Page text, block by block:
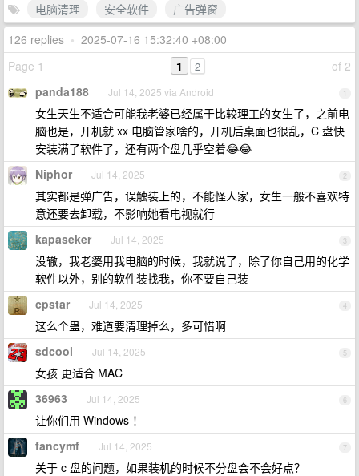
电脑清理
安全软件
广告弹窗
126 replies • 2025-07-16 15:32:40 +08:00
Page 1
of 2
1 2
1
panda188 Jul 14, 2025 via Android
女生天生不适合可能我老婆已经属于比较理工的女生了，之前电
脑也是，开机就 xx 电脑管家啥的，开机后桌面也很乱，C 盘快
安装满了软件了，还有两个盘几乎空着😂😂
2
Niphor Jul 14, 2025
其实都是弹广告，误触装上的，不能怪人家，女生一般不喜欢特
意还要去卸载，不影响她看电视就行
3
kapaseker Jul 14, 2025
没辙，我老婆用我电脑的时候，我就说了，除了你自己用的化学
软件以外，别的软件装找我，你不要自己装
4
cpstar Jul 14, 2025
这么个蛊，难道要清理掉么，多可惜啊
5
sdcool Jul 14, 2025
女孩 更适合 MAC
6
36963 Jul 14, 2025
让你们用 Windows ！
7
fancymf Jul 14, 2025
关于 c 盘的问题，如果装机的时候不分盘会不会好点？